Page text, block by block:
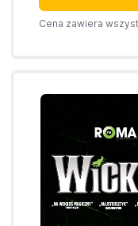
Cena zawiera